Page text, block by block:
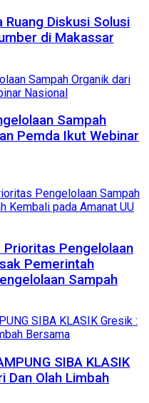
Diskusi Solusi
di Makassar
Sampah
Pemda Ikut Webinar
Prioritas Pengelolaan
Pemerintah
Sampah
SIBA KLASIK
Dan Olah Limbah